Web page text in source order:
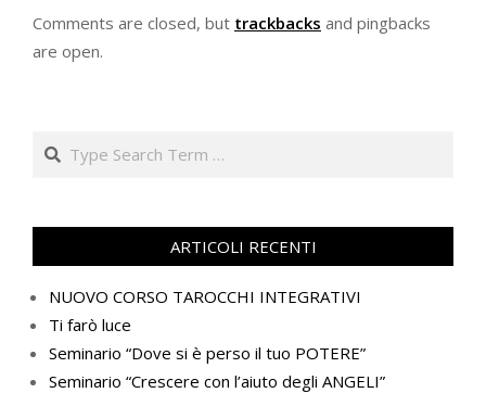
Comments are closed, but trackbacks and pingbacks
are open.
Search
ARTICOLI RECENTI
NUOVO CORSO TAROCCHI INTEGRATIVI
Ti farò luce
Seminario “Dove si è perso il tuo POTERE”
Seminario “Crescere con l’aiuto degli ANGELI”